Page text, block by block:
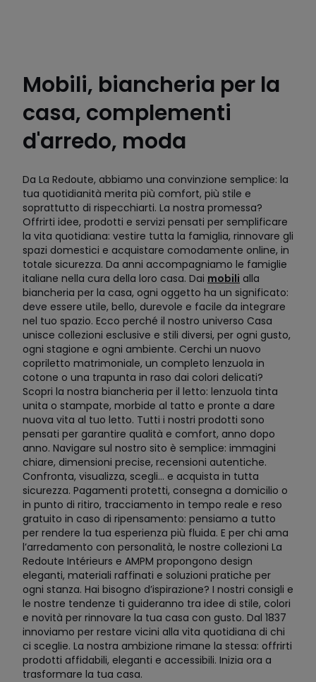
Mobili, biancheria per la
casa, complementi
d'arredo, moda
Da La Redoute, abbiamo una convinzione semplice: la
tua quotidianità merita più comfort, più stile e
soprattutto di rispecchiarti. La nostra promessa?
Offrirti idee, prodotti e servizi pensati per semplificare
la vita quotidiana: vestire tutta la famiglia, rinnovare gli
spazi domestici e acquistare comodamente online, in
totale sicurezza. Da anni accompagniamo le famiglie
italiane nella cura della loro casa. Dai mobili alla
biancheria per la casa, ogni oggetto ha un significato:
deve essere utile, bello, durevole e facile da integrare
nel tuo spazio. Ecco perché il nostro universo Casa
unisce collezioni esclusive e stili diversi, per ogni gusto,
ogni stagione e ogni ambiente. Cerchi un nuovo
copriletto matrimoniale, un completo lenzuola in
cotone o una trapunta in raso dai colori delicati?
Scopri la nostra biancheria per il letto: lenzuola tinta
unita o stampate, morbide al tatto e pronte a dare
nuova vita al tuo letto. Tutti i nostri prodotti sono
pensati per garantire qualità e comfort, anno dopo
anno. Navigare sul nostro sito è semplice: immagini
chiare, dimensioni precise, recensioni autentiche.
Confronta, visualizza, scegli… e acquista in tutta
sicurezza. Pagamenti protetti, consegna a domicilio o
in punto di ritiro, tracciamento in tempo reale e reso
gratuito in caso di ripensamento: pensiamo a tutto
per rendere la tua esperienza più fluida. E per chi ama
l’arredamento con personalità, le nostre collezioni La
Redoute Intérieurs e AMPM propongono design
eleganti, materiali raffinati e soluzioni pratiche per
ogni stanza. Hai bisogno d’ispirazione? I nostri consigli e
le nostre tendenze ti guideranno tra idee di stile, colori
e novità per rinnovare la tua casa con gusto. Dal 1837
innoviamo per restare vicini alla vita quotidiana di chi
ci sceglie. La nostra ambizione rimane la stessa: offrirti
prodotti affidabili, eleganti e accessibili. Inizia ora a
trasformare la tua casa.